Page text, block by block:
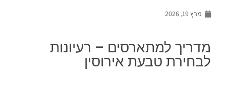
מרץ 19, 2026
מדריך למתארסים – רעיונות
לבחירת טבעת אירוסין